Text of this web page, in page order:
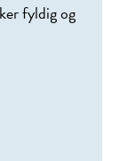
fyldig og